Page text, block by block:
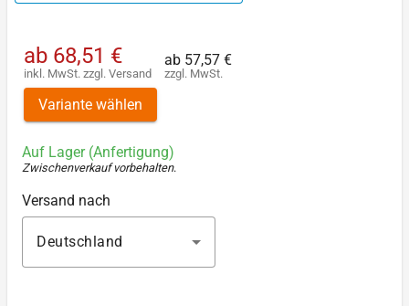
ab 68,51 €
inkl. MwSt. zzgl. Versand
ab 57,57 €
zzgl. MwSt.
Variante wählen
Auf Lager (Anfertigung)
Zwischenverkauf vorbehalten.
Versand nach
Deutschland